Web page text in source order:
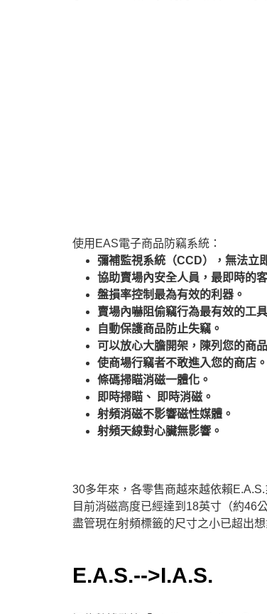
使用EAS電子商品防竊系統：
彌補監視系統（CCD），無法立
協助賣場內安全人員，最即時的
盤損率控制最為有效的利器。
賣場內嚇阻偷竊行為最有效的工具
自動保護商品防止失竊。
可以放心大膽開架，陳列您的商
使商場行竊者不敢進入您的商店。
條碼掃瞄消磁一體化。
即時掃瞄、 即時消磁。
射頻消磁不影響磁性媒體。
射頻天線對心臟無影響。
30多年來，各零售商越來越依賴
目前消磁高度已經達到18英寸（約46
盡管現在射頻標籤的尺寸之小已超出
E.A.S.-->I.A.S.